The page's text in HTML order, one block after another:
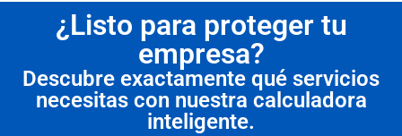
¿Listo para proteger tu
empresa?
Descubre exactamente qué servicios
necesitas con nuestra calculadora
inteligente.